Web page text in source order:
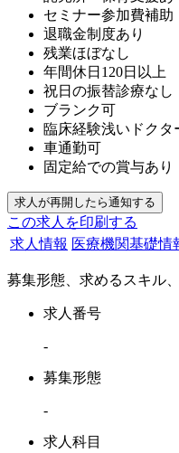
セミナー参加費補助
退職金制度あり
残業ほぼなし
年間休日120日以上
祝日の振替診療なし
ブランク可
臨床経験浅いドクタ
車通勤可
固定給での賞与あり
この求人を印刷する
求人情報 医療機関基礎情
募集形態、求めるスキル
求人番号
-
募集形態
-
求人科目